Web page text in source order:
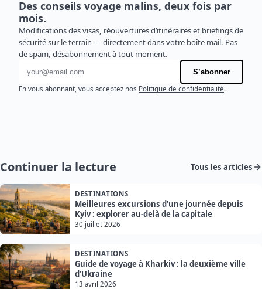
Des conseils voyage malins, deux fois par
mois.
Modifications des visas, réouvertures d’itinéraires et briefings de
sécurité sur le terrain — directement dans votre boîte mail. Pas
de spam, désabonnement à tout moment.
Adresse e-mail
S’abonner
En vous abonnant, vous acceptez nos Politique de confidentialité.
Continuer la lecture Tous les articles
DESTINATIONS
Meilleures excursions d’une journée depuis
Kyiv : explorer au-delà de la capitale
30 juillet 2026
DESTINATIONS
Guide de voyage à Kharkiv : la deuxième ville
d’Ukraine
13 avril 2026